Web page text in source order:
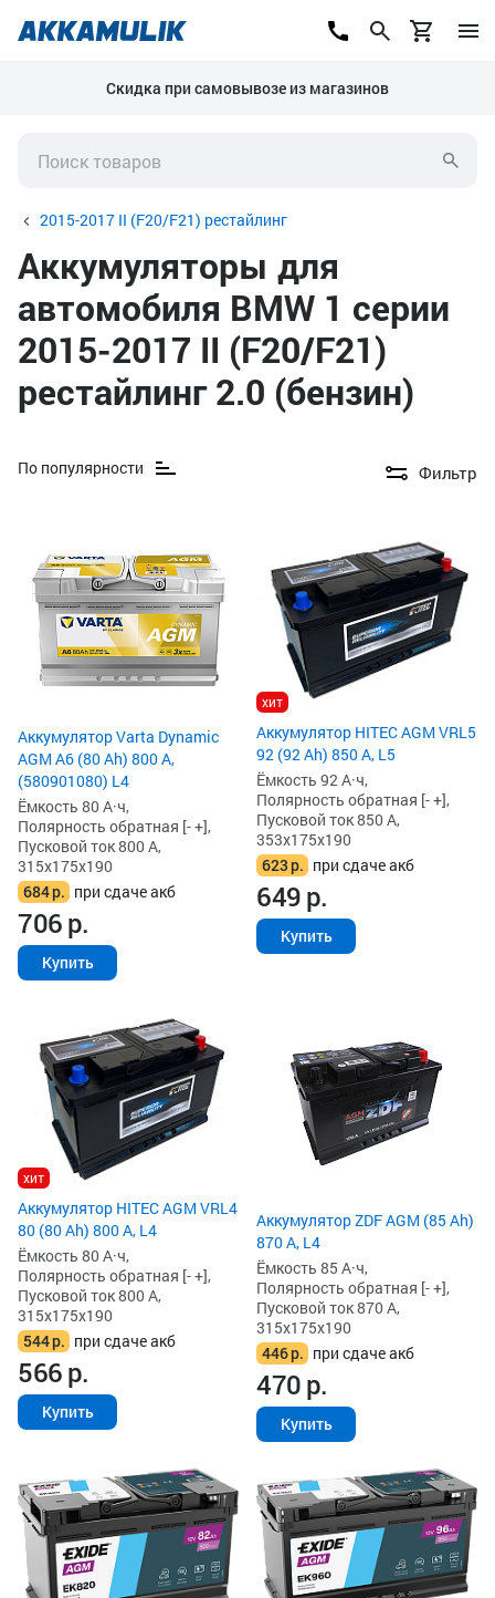
Скидка при самовывозе из магазинов
2015-2017 II (F20/F21) рестайлинг
Аккумуляторы для
автомобиля BMW 1 серии
2015-2017 II (F20/F21)
рестайлинг 2.0 (бензин)
По популярности Фильтр
Аккумулятор Varta Dynamic
AGM A6 (80 Ah) 800 А,
(580901080) L4
Ёмкость 80 А·ч,
Полярность обратная [- +],
Пусковой ток 800 А,
315x175x190
684р. при сдаче акб
706р.
Купить
хит
Аккумулятор HITEC AGM VRL5
92 (92 Ah) 850 А, L5
Ёмкость 92 А·ч,
Полярность обратная [- +],
Пусковой ток 850 А,
353x175x190
623р. при сдаче акб
649р.
Купить
хит
Аккумулятор HITEC AGM VRL4
80 (80 Ah) 800 А, L4
Ёмкость 80 А·ч,
Полярность обратная [- +],
Пусковой ток 800 А,
315x175x190
544р. при сдаче акб
566р.
Купить
Аккумулятор ZDF AGM (85 Ah)
870 А, L4
Ёмкость 85 А·ч,
Полярность обратная [- +],
Пусковой ток 870 А,
315x175x190
446р. при сдаче акб
470р.
Купить